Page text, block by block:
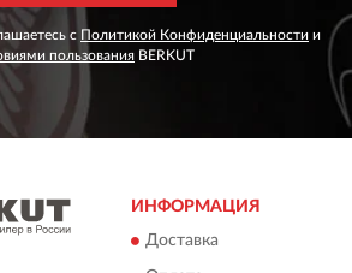
с Политикой Конфиденциальности и
пользования BERKUT
ИНФОРМАЦИЯ
Доставка